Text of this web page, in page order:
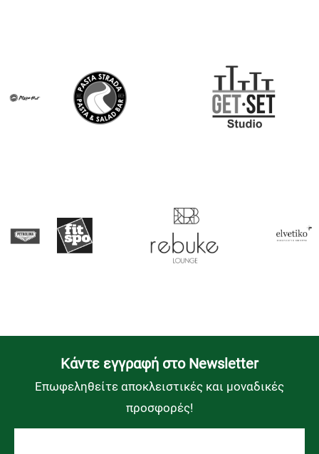
Kάντε εγγραφή στο Newsletter
Επωφεληθείτε αποκλειστικές και μοναδικές
προσφορές!